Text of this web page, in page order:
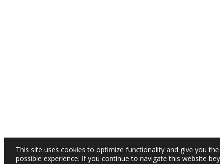
This site uses cookies to optimize functionality and give you
possible experience. If you continue to navigate this website